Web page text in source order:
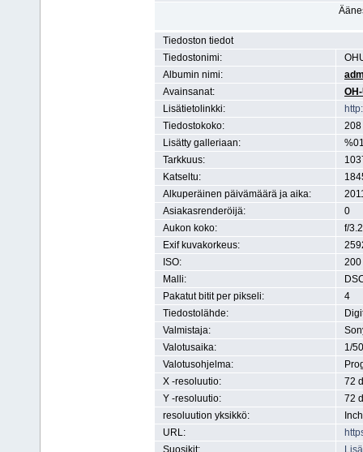
Tiedoston tiedot
Tiedostonimi:
Albumin nimi:
Avainsanat:
Lisätietolinkki:
Tiedostokoko:
208
Lisätty galleriaan:
Tarkkuus:
Katseltu:
Alkuperäinen päivämäärä ja aika:
Asiakasrenderöijä:
0
Aukon koko:
f/3.2
Exif kuvakorkeus:
ISO:
200
Malli:
Pakatut bitit per pikseli:
4
Tiedostolähde:
Valmistaja:
Valotusaika:
1/
Valotusohjelma:
X -resoluutio:
72
Y -resoluutio:
72
resoluution yksikkö:
Inch
URL:
Suosikit: